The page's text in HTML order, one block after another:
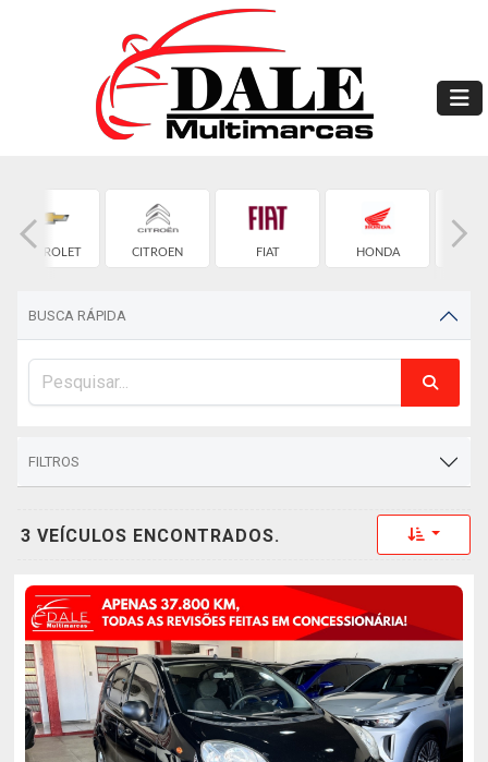
CHEVROLET CITROEN FIAT HONDA
BUSCA RÁPIDA
FILTROS
3 VEÍCULOS ENCONTRADOS. Toggle